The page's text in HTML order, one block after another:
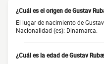
¿Cuál es el origen de Gustav
El lugar de nacimiento de
Nacionalidad (es): Dinamarca.
¿Cuál es la edad de Gustav